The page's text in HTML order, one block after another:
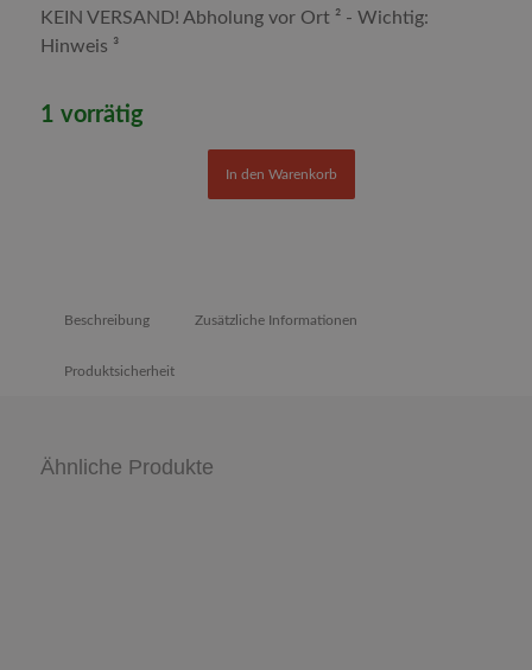
KEIN VERSAND! Abholung vor Ort ² - Wichtig:
Hinweis ³
1 vorrätig
In den Warenkorb
Beschreibung Zusätzliche Informationen
Produktsicherheit
Ähnliche Produkte